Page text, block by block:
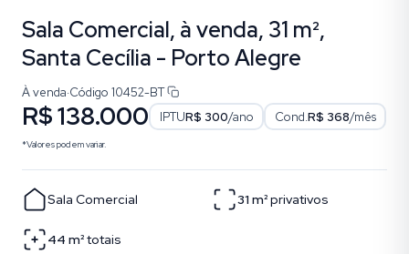
Sala Comercial, à venda, 31 m²,
Santa Cecília - Porto Alegre
À venda·Código 10452-BT
R$ 138.000 IPTUR$ 300/ano Cond.R$ 368/mês
*Valores podem variar.
Sala Comercial 31 m²privativos
44 m²totais